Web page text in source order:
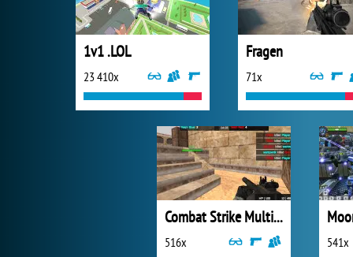
1v1 .LOL
23 410x
Fragen
71x
Combat Strike Multiplayer
516x 541x